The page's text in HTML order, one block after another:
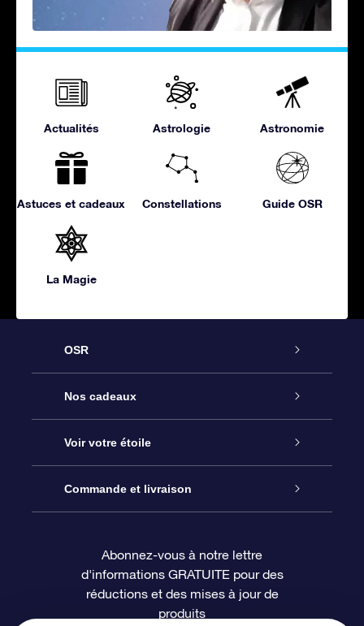
Actualités Astrologie Astronomie
Astuces et cadeaux Constellations Guide OSR
La Magie
OSR
Service
À propos de l’OSR
Nous contacter
Questions fréquemment posées
Revues
Nos cadeaux
Cadeau d’étoile en ligne
Coffret cadeau OSR
Carte cadeau OSR
Voir votre étoile
Registre des étoiles
Page d’accueil personnalisée
Commande et livraison
Informations de paiement
Abonnez-vous à notre lettre
d'informations GRATUITE pour des
réductions et des mises à jour de
produits